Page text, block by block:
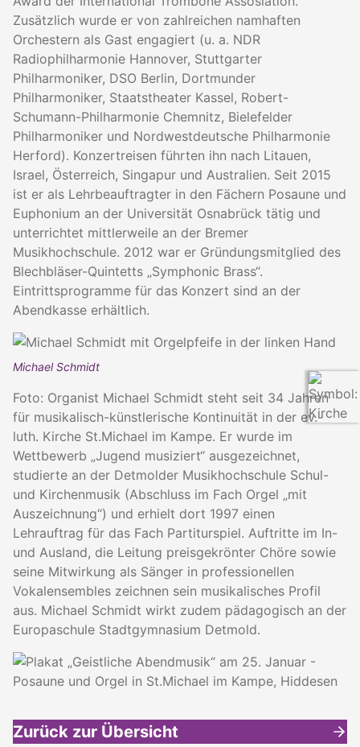
Zusätzlich wurde er von zahlreichen namhaften
Orchestern als Gast engagiert (u. a. NDR
Radiophilharmonie Hannover, Stuttgarter
Philharmoniker, DSO Berlin, Dortmunder
Philharmoniker, Staatstheater Kassel, Robert-
Schumann-Philharmonie Chemnitz, Bielefelder
Philharmoniker und Nordwestdeutsche Philharmonie
Herford). Konzertreisen führten ihn nach Litauen,
Israel, Österreich, Singapur und Australien. Seit 2015
ist er als Lehrbeauftragter in den Fächern Posaune und
Euphonium an der Universität Osnabrück tätig und
unterrichtet mittlerweile an der Bremer
Musikhochschule. 2012 war er Gründungsmitglied des
Blechbläser-Quintetts „Symphonic Brass“.
Eintrittsprogramme für das Konzert sind an der
Abendkasse erhältlich.
Michael Schmidt
Foto: Organist Michael Schmidt steht seit 34 Jahren
für musikalisch-künstlerische Kontinuität in der ev.-
luth. Kirche St.Michael im Kampe. Er wurde im
Wettbewerb „Jugend musiziert“ ausgezeichnet,
studierte an der Detmolder Musikhochschule Schul-
und Kirchenmusik (Abschluss im Fach Orgel „mit
Auszeichnung“) und erhielt dort 1997 einen
Lehrauftrag für das Fach Partiturspiel. Auftritte im In-
und Ausland, die Leitung preisgekrönter Chöre sowie
seine Mitwirkung als Sänger in professionellen
Vokalensembles zeichnen sein musikalisches Profil
aus. Michael Schmidt wirkt zudem pädagogisch an der
Europaschule Stadtgymnasium Detmold.
Zurück zur Übersicht